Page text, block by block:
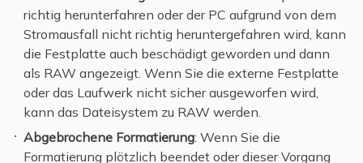
richtig herunterfahren oder der PC aufgrund von dem
Stromausfall nicht richtig heruntergefahren wird, kann
die Festplatte auch beschädigt geworden und dann
als RAW angezeigt. Wenn Sie die externe Festplatte
oder das Laufwerk nicht sicher ausgeworfen wird,
kann das Dateisystem zu RAW werden.
Abgebrochene Formatierung: Wenn Sie die
Formatierung plötzlich beendet oder dieser Vorgang